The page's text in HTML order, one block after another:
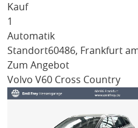
Kauf
1
Automatik
Standort60486, Frankfurt
Zum Angebot
Volvo V60 Cross Country